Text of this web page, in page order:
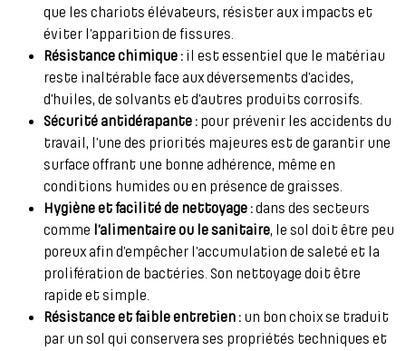
que les chariots élévateurs, résister aux impacts et
éviter l’apparition de fissures.
Résistance chimique : il est essentiel que le matériau
reste inaltérable face aux déversements d’acides,
d’huiles, de solvants et d’autres produits corrosifs.
Sécurité antidérapante : pour prévenir les accidents du
travail, l’une des priorités majeures est de garantir une
surface offrant une bonne adhérence, même en
conditions humides ou en présence de graisses.
Hygiène et facilité de nettoyage :dans des secteurs
comme l’alimentaire ou le sanitaire, le sol doit être peu
poreux afin d’empêcher l’accumulation de saleté et la
prolifération de bactéries. Son nettoyage doit être
rapide et simple.
Résistance et faible entretien : un bon choix se traduit
par un sol qui conservera ses propriétés techniques et